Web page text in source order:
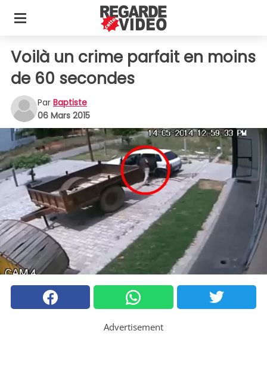
Voilà un crime parfait en moins
de 60 secondes
Par Baptiste
06 Mars 2015
Advertisement